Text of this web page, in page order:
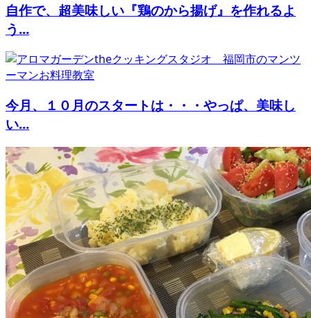
自作で、超美味しい『鶏のから揚げ』を作れるよ
う...
今月、１０月のスタートは・・・やっぱ、美味し
い...